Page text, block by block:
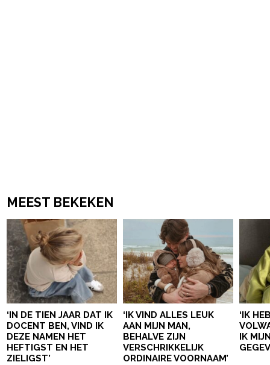
MEEST BEKEKEN
‘IN DE TIEN JAAR DAT IK
DOCENT BEN, VIND IK
DEZE NAMEN HET
HEFTIGST EN HET
ZIELIGST’
‘IK VIND ALLES LEUK
AAN MIJN MAN,
BEHALVE ZIJN
VERSCHRIKKELIJK
ORDINAIRE VOORNAAM’
‘IK
IK